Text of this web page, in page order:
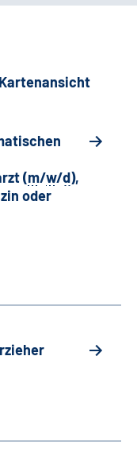
Kartenansicht
(m/w/d),
oder